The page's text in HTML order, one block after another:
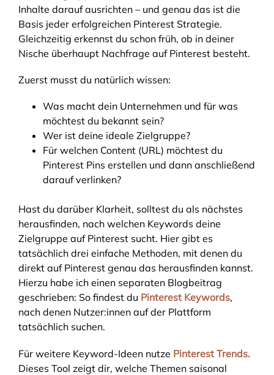
Inhalte darauf ausrichten – und genau das ist die
Basis jeder erfolgreichen Pinterest Strategie.
Gleichzeitig erkennst du schon früh, ob in deiner
Nische überhaupt Nachfrage auf Pinterest besteht.
Zuerst musst du natürlich wissen:
Was macht dein Unternehmen und für was
möchtest du bekannt sein?
Wer ist deine ideale Zielgruppe?
Für welchen Content (URL) möchtest du
Pinterest Pins erstellen und dann anschließend
darauf verlinken?
Hast du darüber Klarheit, solltest du als nächstes
herausfinden, nach welchen Keywords deine
Zielgruppe auf Pinterest sucht. Hier gibt es
tatsächlich drei einfache Methoden, mit denen du
direkt auf Pinterest genau das herausfinden kannst.
Hierzu habe ich einen separaten Blogbeitrag
geschrieben: So findest du Pinterest Keywords,
nach denen Nutzer:innen auf der Plattform
tatsächlich suchen.
Für weitere Keyword-Ideen nutze Pinterest Trends.
Dieses Tool zeigt dir, welche Themen saisonal